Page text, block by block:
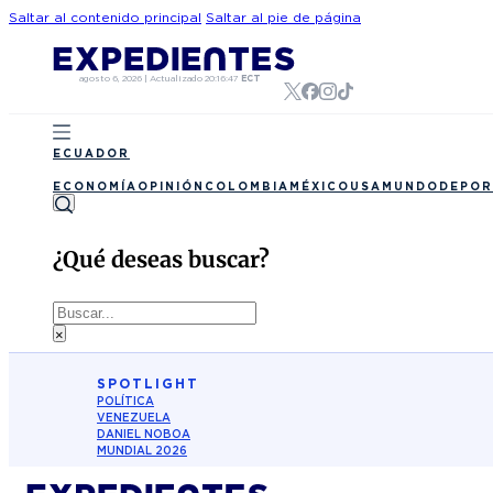
Saltar al contenido principal Saltar al pie de página
agosto 6, 2026 | Actualizado 20:16:47 ECT
ECUADOR
ECONOMÍA OPINIÓN COLOMBIA MÉXICO USA MUNDO
¿Qué deseas buscar?
Buscar
×
SPOTLIGHT
POLÍTICA
VENEZUELA
DANIEL NOBOA
MUNDIAL 2026